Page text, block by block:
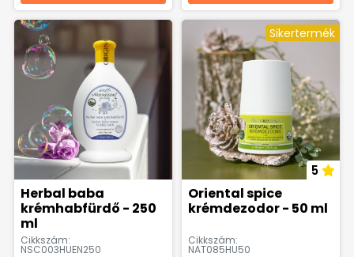
Herbal baba
krémhabfürdő - 250
ml
Cikkszám:
NSC003HUEN250
Sikertermék
5
Oriental spice
krémdezodor - 50 ml
Cikkszám:
NAT085HU50